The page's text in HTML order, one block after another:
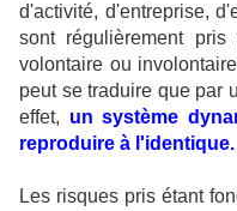
d'activité, d'entreprise,
sont régulièrement
volontaire ou
peut se traduire que par
effet, un système
reproduire à l'identique.
Les risques pris étant